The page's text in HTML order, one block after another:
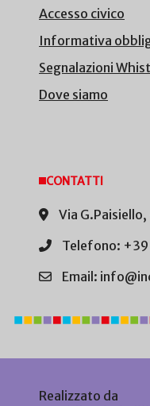
Accesso civico
Informativa
Segnalazioni
Dove siamo
CONTATTI
Via
Telefono: +39
Email:
Realizzato da